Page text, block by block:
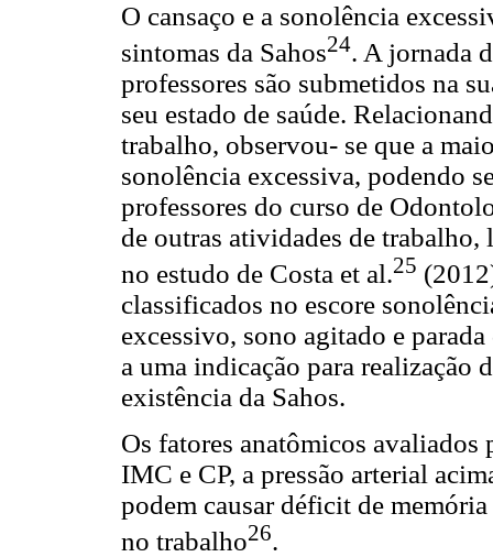
O cansaço e a sonolência
sintomas da Sahos24. A jornada
professores são submetidos na
seu estado de saúde.
trabalho, observou- se que a
sonolência excessiva, podendo
professores do curso de
de outras atividades de
no estudo de Costa et al.25
classificados no escore
excessivo, sono agitado e
a uma indicação para realização
existência da Sahos.
Os fatores anatômicos avaliados
IMC e CP, a pressão arterial
podem causar déficit de
no trabalho26.